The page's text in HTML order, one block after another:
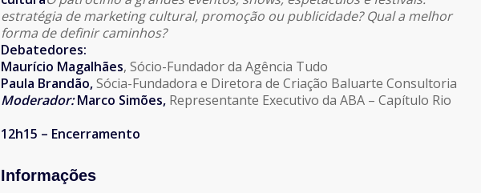
estratégia de marketing cultural, promoção ou publicidade? Qual a melhor
forma de definir caminhos?
Debatedores:
Maurício Magalhães, Sócio-Fundador da Agência Tudo
Paula Brandão,Sócia-Fundadora e Diretora de Criação Baluarte Consultoria
Moderador:Marco Simões, Representante Executivo da ABA – Capítulo Rio
12h15 – Encerramento
Informações